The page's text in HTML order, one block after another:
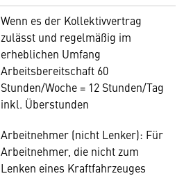
Wenn es der Kollektivvertrag
zulässt und regelmäßig im
erheblichen Umfang
Arbeitsbereitschaft 60
Stunden/Woche = 12 Stunden/Tag
inkl. Überstunden
Arbeitnehmer (nicht Lenker): Für
Arbeitnehmer, die nicht zum
Lenken eines Kraftfahrzeuges